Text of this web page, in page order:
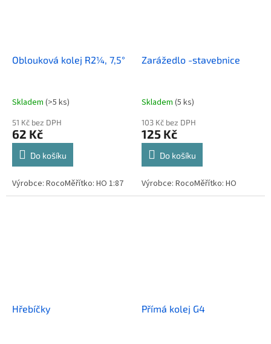
Oblouková kolej R2¼, 7,5°
Skladem (>5 ks)
51 Kč bez DPH
62 Kč
Do košíku
Výrobce: RocoMěřítko: HO 1:87
Zarážedlo -stavebnice
Skladem (5 ks)
103 Kč bez DPH
125 Kč
Do košíku
Výrobce: RocoMěřítko: HO
Hřebíčky Přímá kolej G4